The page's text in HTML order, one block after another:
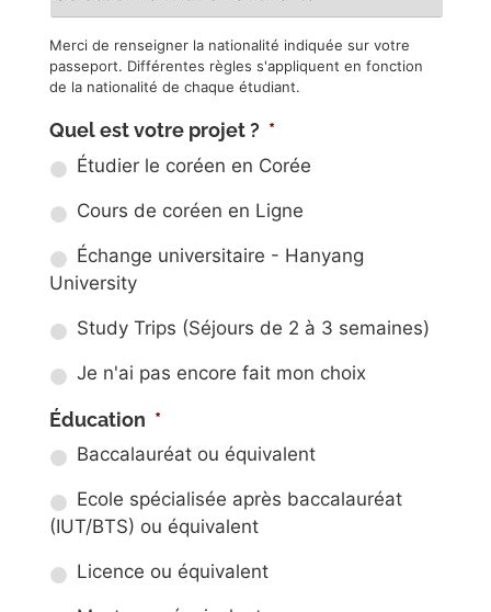
Merci de renseigner la nationalité indiquée sur votre
passeport. Différentes règles s'appliquent en fonction
de la nationalité de chaque étudiant.
Quel est votre projet ? *
Étudier le coréen en Corée
Cours de coréen en Ligne
Échange universitaire - Hanyang
University
Study Trips (Séjours de 2 à 3 semaines)
Je n'ai pas encore fait mon choix
Éducation *
Baccalauréat ou équivalent
Ecole spécialisée après baccalauréat
(IUT/BTS) ou équivalent
Licence ou équivalent